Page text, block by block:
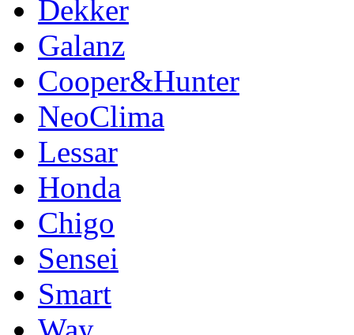
Dekker
Galanz
Cooper&Hunter
NeoClima
Lessar
Honda
Chigo
Sensei
Smart